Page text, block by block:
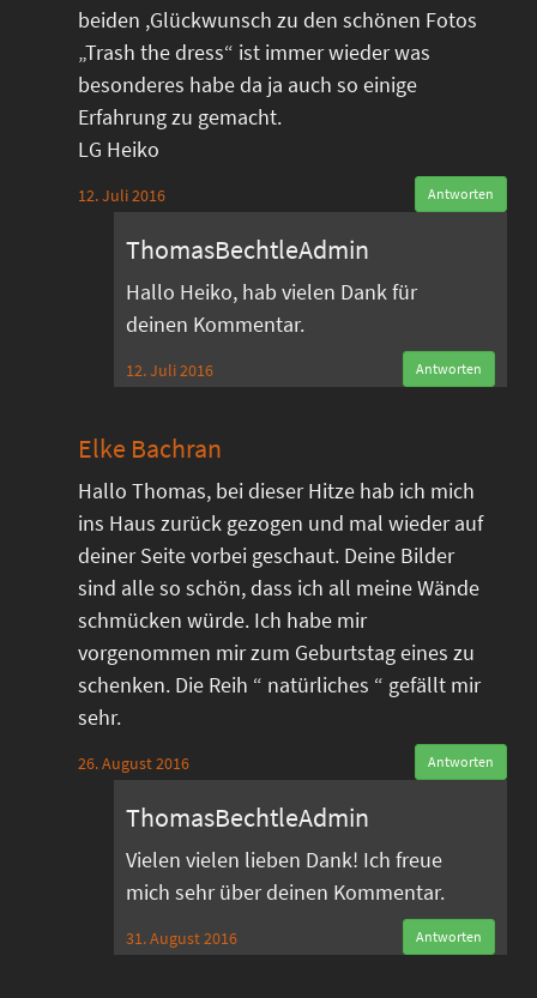
beiden ,Glückwunsch zu den schönen Fotos
„Trash the dress“ ist immer wieder was
besonderes habe da ja auch so einige
Erfahrung zu gemacht.
LG Heiko
12. Juli 2016 Antworten
ThomasBechtleAdmin
Hallo Heiko, hab vielen Dank für
deinen Kommentar.
12. Juli 2016 Antworten
Elke Bachran
Hallo Thomas, bei dieser Hitze hab ich mich
ins Haus zurück gezogen und mal wieder auf
deiner Seite vorbei geschaut. Deine Bilder
sind alle so schön, dass ich all meine Wände
schmücken würde. Ich habe mir
vorgenommen mir zum Geburtstag eines zu
schenken. Die Reih “ natürliches “ gefällt mir
sehr.
26. August 2016 Antworten
ThomasBechtleAdmin
Vielen vielen lieben Dank! Ich freue
mich sehr über deinen Kommentar.
31. August 2016 Antworten